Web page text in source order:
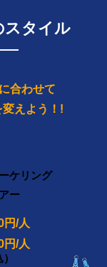
スタイル
合わせて
えよう！!
ケリング
ー
円/人
円/人